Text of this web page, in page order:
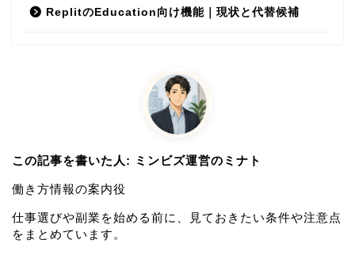
ReplitのEducation向け機能｜現状と代替候補
この記事を書いた人: ミンビズ運営のミナト
働き方情報の案内役
仕事選びや副業を始める前に、見ておきたい条件や注意点
をまとめています。